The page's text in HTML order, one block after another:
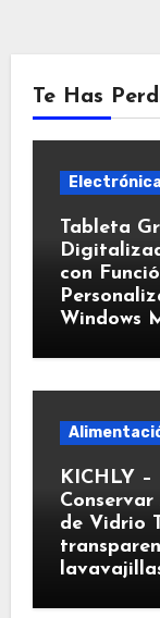
Te Has
Electrónica
Tableta
con
Windows
KICHLY
de Vidrio